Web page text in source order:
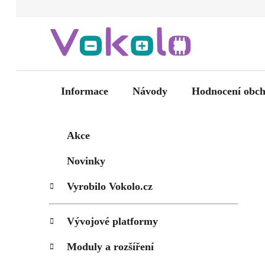
Informace Návody Hodnocení
r
a
n
í
kategorie
g
r
i
Akce
Novinky
Vyrobilo Vokolo.cz
Vývojové platformy
Moduly a rozšíření